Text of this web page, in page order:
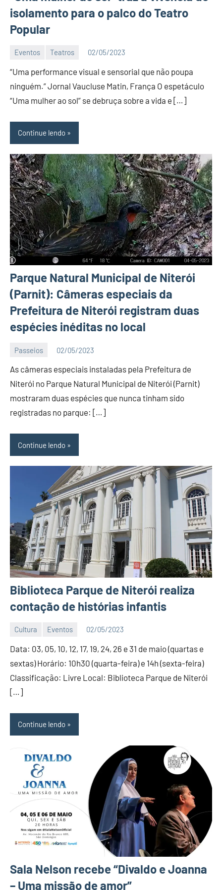
isolamento para o palco do Teatro
Popular
Eventos Teatros 02/05/2023
D
Nit
“Uma performance visual e sensorial que não poupa
ninguém.” Jornal Vaucluse Matin, França O espetáculo
“Uma mulher ao sol” se debruça sobre a vida e […]
Continue lendo
Parque Natural Municipal de Niterói
(Parnit): Câmeras especiais da
Prefeitura de Niterói registram duas
espécies inéditas no local
Passeios 02/05/2023
D
Nit
As câmeras especiais instaladas pela Prefeitura de
Niterói no Parque Natural Municipal de Niterói (Parnit)
mostraram duas espécies que nunca tinham sido
registradas no parque: […]
Continue lendo
Biblioteca Parque de Niterói realiza
contação de histórias infantis
Cultura Eventos 02/05/2023
D
Nit
Data: 03, 05, 10, 12, 17, 19, 24, 26 e 31 de maio (quartas e
sextas) Horário: 10h30 (quarta-feira) e 14h (sexta-feira)
Classificação: Livre Local: Biblioteca Parque de Niterói
[…]
Continue lendo
Sala Nelson recebe “Divaldo e Joanna
– Uma missão de amor”